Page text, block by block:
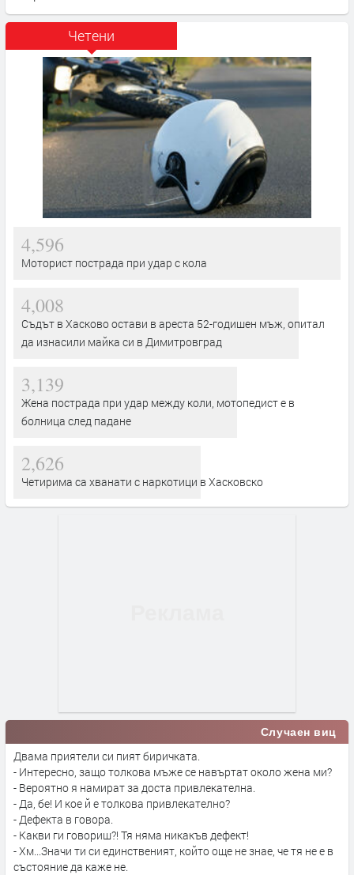
Четени
4,596
Моторист пострада при удар с кола
4,008
Съдът в Хасково остави в ареста 52-годишен мъж, опитал
да изнасили майка си в Димитровград
3,139
Жена пострада при удар между коли, мотопедист е в
болница след падане
2,626
Четирима са хванати с наркотици в Хасковско
Случаен виц
Двама приятели си пият биричката.
- Интересно, защо толкова мъже се навъртат около жена ми?
- Вероятно я намират за доста привлекателна.
- Да, бе! И кое й е толкова привлекателно?
- Дефекта в говора.
- Какви ги говориш?! Тя няма никакъв дефект!
- Хм...Значи ти си единственият, който още не знае, че тя не е в
състояние да каже не.